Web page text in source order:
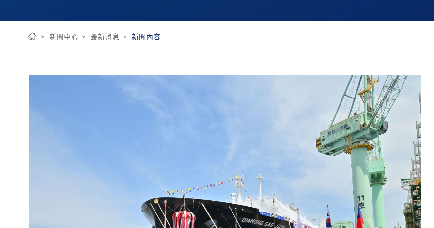
新聞中心 最新消息 新聞內容